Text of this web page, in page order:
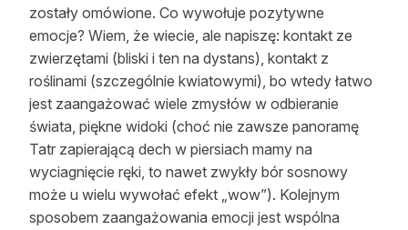
zostały omówione. Co wywołuje pozytywne
emocje? Wiem, że wiecie, ale napiszę: kontakt ze
zwierzętami (bliski i ten na dystans), kontakt z
roślinami (szczególnie kwiatowymi), bo wtedy łatwo
jest zaangażować wiele zmysłów w odbieranie
świata, piękne widoki (choć nie zawsze panoramę
Tatr zapierającą dech w piersiach mamy na
wyciagnięcie ręki, to nawet zwykły bór sosnowy
może u wielu wywołać efekt „wow”). Kolejnym
sposobem zaangażowania emocji jest wspólna